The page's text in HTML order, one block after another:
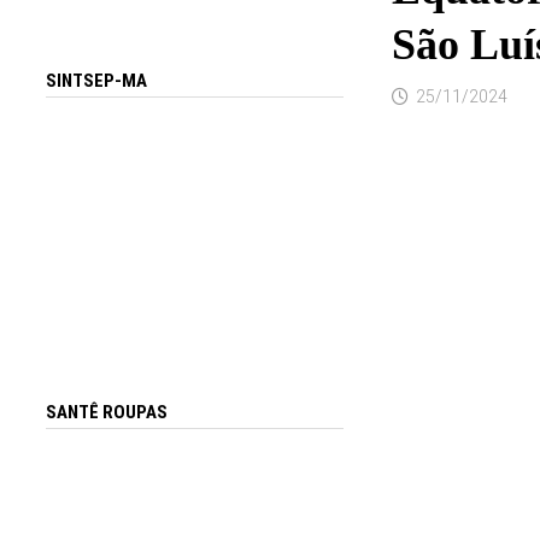
São
25/11/2024
SINTSEP-MA
SANTÊ ROUPAS